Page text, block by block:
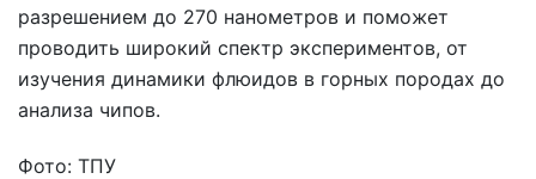
разрешением до 270 нанометров и поможет
проводить широкий спектр экспериментов, от
изучения динамики флюидов в горных породах до
анализа чипов.
Фото: ТПУ